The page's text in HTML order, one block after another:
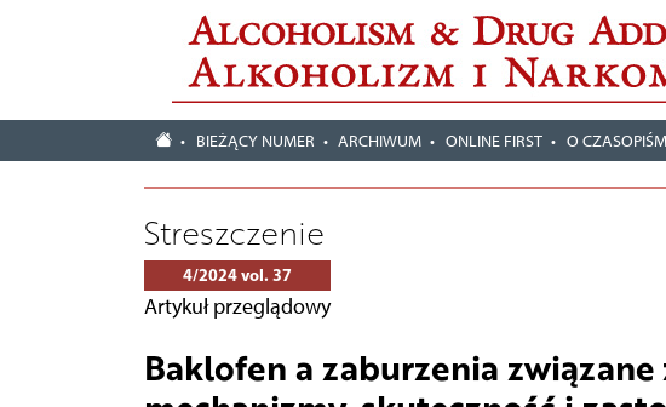
BIEŻĄCY NUMER ARCHIWUM ONLINE FIRST O
Streszczenie
4/2024 vol. 37
Artykuł przeglądowy
Baklofen a zaburzenia